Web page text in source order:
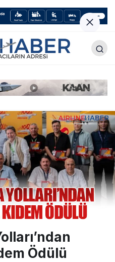
Ödülü